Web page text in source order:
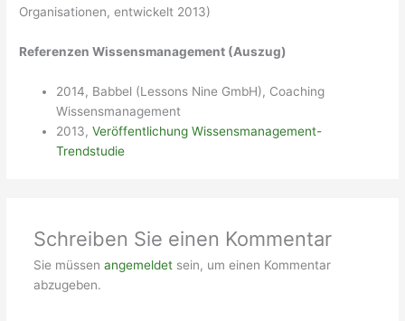
Organisationen, entwickelt 2013)
Referenzen Wissensmanagement (Auszug)
2014, Babbel (Lessons Nine GmbH), Coaching
Wissensmanagement
2013,Veröffentlichung Wissensmanagement-
Trendstudie
Schreiben Sie einen Kommentar
Sie müssen angemeldetsein, um einen Kommentar
abzugeben.